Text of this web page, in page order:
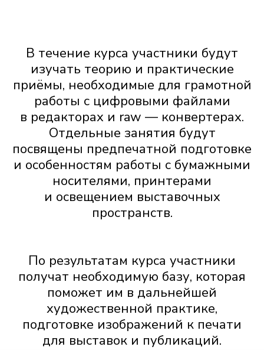
В течение курса участники будут
изучать теорию и практические
приёмы, необходимые для грамотной
работы с цифровыми файлами
в редакторах и raw — конвертерах.
Отдельные занятия будут
посвящены предпечатной подготовке
и особенностям работы с бумажными
носителями, принтерами
и освещением выставочных
пространств.
По результатам курса участники
получат необходимую базу, которая
поможет им в дальнейшей
художественной практике,
подготовке изображений к печати
для выставок и публикаций.